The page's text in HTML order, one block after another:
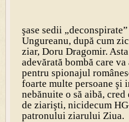
şase sedii
Ungureanu, după cum
ziar, Doru Dragomir.
adevărată bombă care
pentru spionajul
foarte multe persoane şi
nebănuite o să aibă,
de ziarişti, nicidecum
patronului ziarului Ziua.